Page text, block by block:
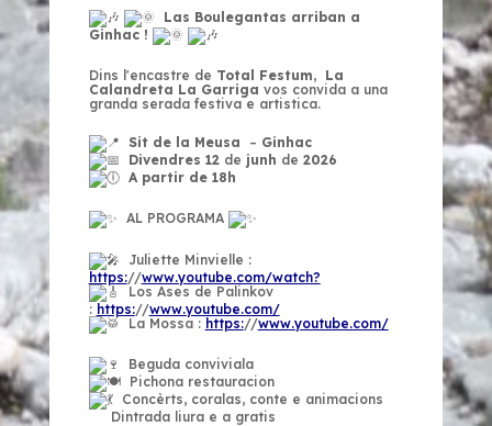
Las Boulegantas arriban a
Ginhac !
Dins l'encastre de Total Festum, La
Calandreta La Garriga vos convida a una
granda serada festiva e artistica.
Sit de la Meusa – Ginhac
Divendres 12de junh de 2026
A partir de 18h
AL PROGRAMA
Juliette Minvielle :
https://www.youtube.com/watch?
Los Ases de Palinkov
: https://www.youtube.com/
La Mossa : https://www.youtube.com/
Beguda conviviala
Pichona restauracion
Concèrts, coralas, conte e animacions
Dintrada liura e a gratis